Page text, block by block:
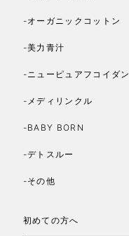
-オーガニックコットン
-美力青汁
-ニューピュアフコイダン
-メディリンクル
-BABY BORN
-デトスルー
-その他
初めての方へ